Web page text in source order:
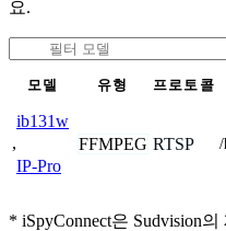
요.
모델 유형 프로토콜
ib131w
,
IP-Pro
FFMPEG RTSP /
* iSpyConnect은 Sudvision